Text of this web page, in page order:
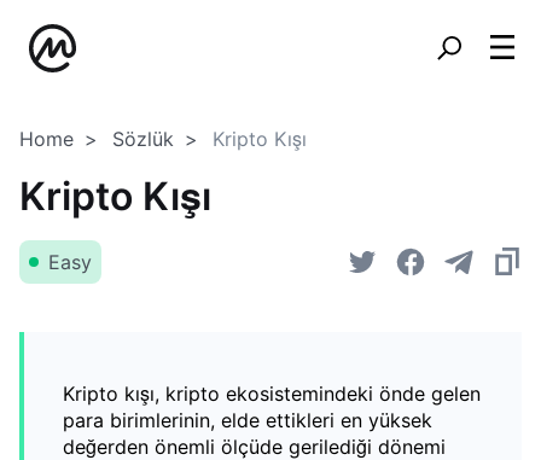
Home Sözlük Kripto Kışı
Kripto Kışı
Easy
Kripto kışı, kripto ekosistemindeki önde gelen
para birimlerinin, elde ettikleri en yüksek
değerden önemli ölçüde gerilediği dönemi